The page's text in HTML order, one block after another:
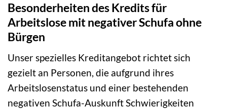
Besonderheiten des Kredits für
Arbeitslose mit negativer Schufa ohne
Bürgen
Unser spezielles Kreditangebot richtet sich
gezielt an Personen, die aufgrund ihres
Arbeitslosenstatus und einer bestehenden
negativen Schufa-Auskunft Schwierigkeiten